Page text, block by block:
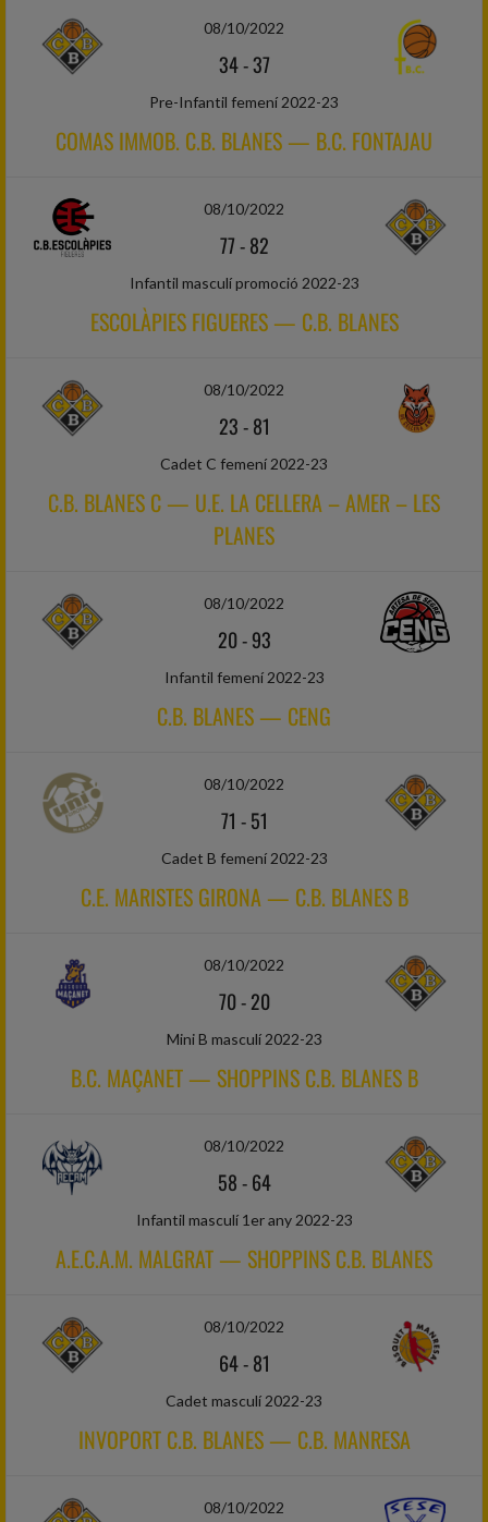
08/10/2022
34-37
Pre-Infantil femení 2022-23
COMAS IMMOB. C.B. BLANES — B.C. FONTAJAU
08/10/2022
77-82
Infantil masculí promoció 2022-23
ESCOLÀPIES FIGUERES — C.B. BLANES
08/10/2022
23-81
Cadet C femení 2022-23
C.B. BLANES C — U.E. LA CELLERA – AMER – LES
PLANES
08/10/2022
20-93
Infantil femení 2022-23
C.B. BLANES — CENG
08/10/2022
71 -51
Cadet B femení 2022-23
C.E. MARISTES GIRONA — C.B. BLANES B
08/10/2022
70-20
Mini B masculí 2022-23
B.C. MAÇANET — SHOPPINS C.B. BLANES B
08/10/2022
58-64
Infantil masculí 1er any 2022-23
A.E.C.A.M. MALGRAT — SHOPPINS C.B. BLANES
08/10/2022
64-81
Cadet masculí 2022-23
INVOPORT C.B. BLANES — C.B. MANRESA
08/10/2022